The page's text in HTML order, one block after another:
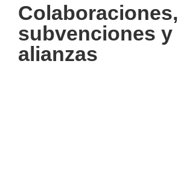
Colaboraciones,
subvenciones y
alianzas